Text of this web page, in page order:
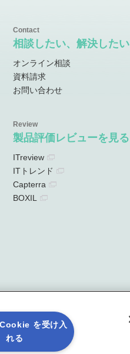
相談したい、解決したい
オンライン相談
資料請求
お問い合わせ
製品評価レビューを見る
ITreview
ITトレンド
Capterra
BOXIL
を受け入
れる